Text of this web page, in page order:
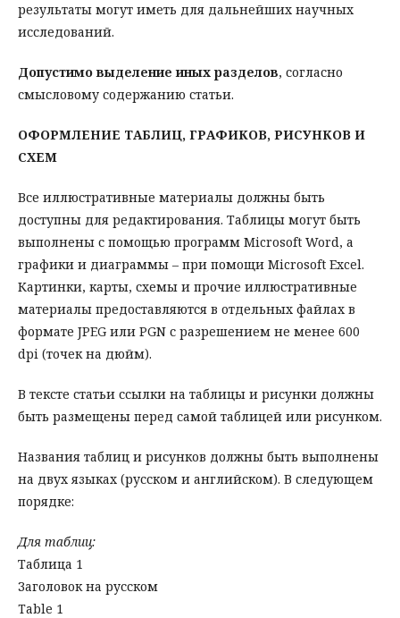
результаты могут иметь для дальнейших научных
исследований.
Допустимо выделение иных разделов, согласно
смысловому содержанию статьи.
ОФОРМЛЕНИЕ ТАБЛИЦ, ГРАФИКОВ, РИСУНКОВ И
СХЕМ
Все иллюстративные материалы должны быть
доступны для редактирования. Таблицы могут быть
выполнены с помощью программ Microsoft Word, а
графики и диаграммы – при помощи Microsoft Excel.
Картинки, карты, схемы и прочие иллюстративные
материалы предоставляются в отдельных файлах в
формате JPEG или PGN с разрешением не менее 600
dpi (точек на дюйм).
В тексте статьи ссылки на таблицы и рисунки должны
быть размещены перед самой таблицей или рисунком.
Названия таблиц и рисунков должны быть выполнены
на двух языках (русском и английском). В следующем
порядке:
Для таблиц:
Таблица 1
Заголовок на русском
Table 1